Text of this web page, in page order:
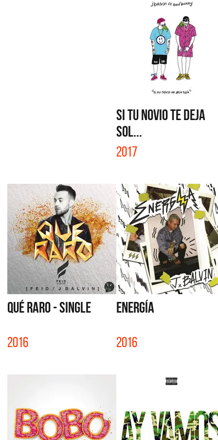
SI TU NOVIO TE DEJA
SOL...
2017
QUÉ RARO - SINGLE
2016
ENERGÍA
2016